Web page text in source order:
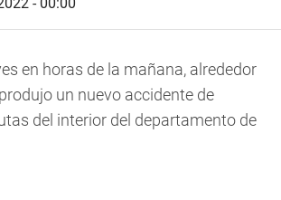
en horas de la mañana, alrededor
un nuevo accidente de
del interior del departamento de